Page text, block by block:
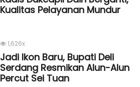
Kualitas Pelayanan Mundur
1,626x
Jadi Ikon Baru, Bupati Deli
Serdang Resmikan Alun-Alun
Percut Sei Tuan